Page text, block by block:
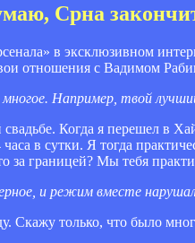
Срна
в эксклюзивном
отношения с Вадимом
Например, твой
Когда я перешел в
в сутки. Я тогда
за границей? Мы тебя
и режим вместе
Скажу только, что было